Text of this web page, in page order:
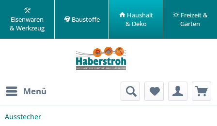
Eisenwaren
& Werkzeug
Baustoffe
Haushalt
& Deko
Freizeit &
Garten
Menü
Ausstecher